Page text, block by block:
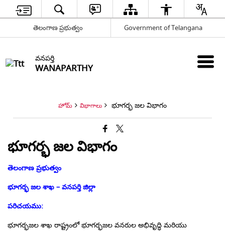
తెలంగాణ ప్రభుత్వం Government of Telangana
వనపర్తి
WANAPARTHY
హోమ్ విభాగాలు భూగర్భ జల విభాగం
భూగర్భ జల విభాగం
తెలంగాణ ప్రభుత్వం
భూగర్భ జల శాఖ – వనపర్తి జిల్లా
పరిచయము:
భూగర్భజల శాఖ రాష్ట్రంలో భూగర్భజల వనరుల అభివృద్ధి మరియు